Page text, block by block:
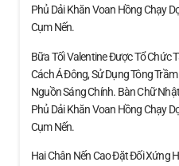
Phủ Dải Khăn Voan Hồng Chạy
Cụm Nến.
Bữa Tối Valentine Được Tổ Chức
Cách Á Đông, Sử Dụng Tông
Nguồn Sáng Chính. Bàn Chữ
Phủ Dải Khăn Voan Hồng Chạy
Cụm Nến.
Hai Chân Nến Cao Đặt Đối Xứng